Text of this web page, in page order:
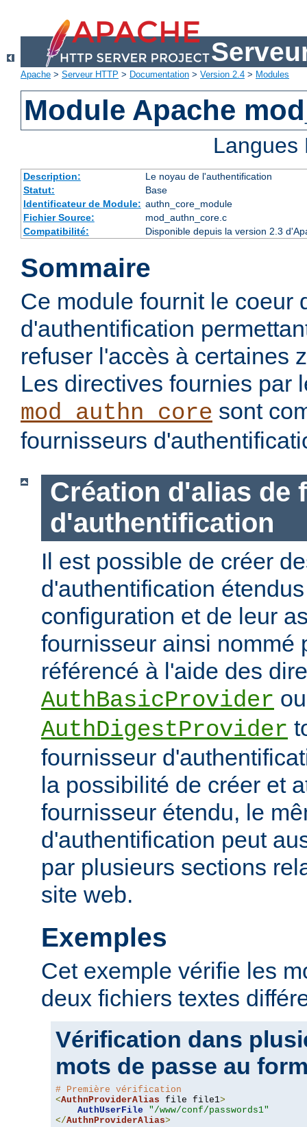
Apache > Serveur HTTP > Documentation > Version 2.4 > Modules
Module Apache
Description:
Le noyau de l'authentification
Statut:
Base
Identificateur de Module: authn_core_module
Fichier Source:
mod_authn_core.c
Compatibilité:
Disponible depuis la version 2.3
Sommaire
Ce module fournit le coeur
d'authentification
refuser l'accès à certaines
Les directives fournies par
mod_authn_core sont
fournisseurs
Création d'alias de
d'authentification
Il est possible de créer
d'authentification
configuration et de leur
fournisseur ainsi nommé
référencé à l'aide des
AuthBasicProvider ou
AuthDigestProvider
fournisseur
la possibilité de créer et
fournisseur étendu, le
d'authentification peut
par plusieurs sections
site web.
Exemples
Cet exemple vérifie les
deux fichiers textes
Vérification dans
mots de passe au
# Première vérification
<AuthnProviderAlias file file1>
AuthUserFile
"/www/conf/passwords1"
</AuthnProviderAlias>